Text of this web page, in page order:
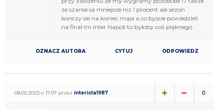
ze szanse sa mniejsze niz 1 procent ale sezon
konczy sie na koniec maja a co byscie powiedzieli
na finał lm Inter Napoli to byłoby coś pięknego
OZNACZ AUTORA CYTUJ ODPOWIEDZ
08.02.2023 o 17:07 przez interista1987 0